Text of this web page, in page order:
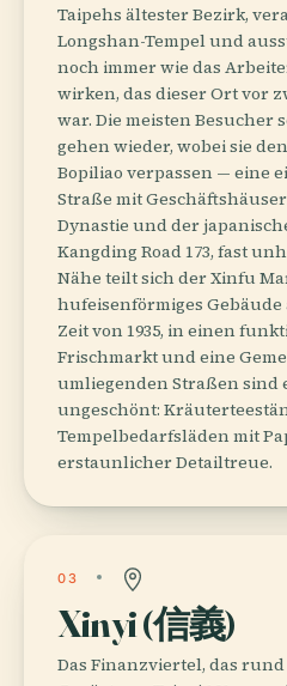
Taipehs ältester Bezirk,
Longshan-Tempel und
noch immer wie das
wirken, das dieser Ort vor
war. Die meisten Besucher
gehen wieder, wobei sie
Bopiliao verpassen — eine
Straße mit
Dynastie und der
Kangding Road 173, fast
Nähe teilt sich der Xinfu
hufeisenförmiges
Zeit von 1935, in einen
Frischmarkt und eine
umliegenden Straßen
ungeschönt:
Tempelbedarfsläden mit
erstaunlicher Detailtreue.
03
Xinyi (信義)
Das Finanzviertel, das